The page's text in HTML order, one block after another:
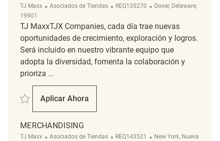
TJ Maxx Categoría
Asociados de Tiendas ReqId
REQ135270 Ubicación
Dover, Delaware,
19901
TJ MaxxTJX Companies, cada día trae nuevas
oportunidades de crecimiento, exploración y logros.
Será incluido en nuestro vibrante equipo que
adopta la diversidad, fomenta la colaboración y
prioriza ...
Salvar Retail Merchandising Associate REQ135270
Aplicar Ahora
Retail Merchandising Associate
MERCHANDISING
TJ Maxx Categoría
Asociados de Tiendas ReqId
REQ143521 Ubicación
New York, Nueva